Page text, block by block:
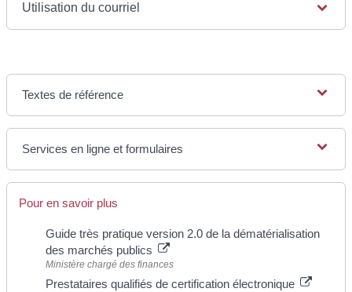
Utilisation du courriel
Textes de référence
Services en ligne et formulaires
Pour en savoir plus
Guide très pratique version 2.0 de la dématérialisation
des marchés publics
Ministère chargé des finances
Prestataires qualifiés de certification électronique